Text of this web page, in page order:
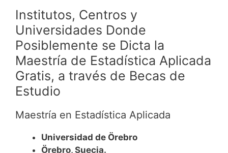
Institutos, Centros y
Universidades Donde
Posiblemente se Dicta la
Maestría de Estadística Aplicada
Gratis, a través de Becas de
Estudio
Maestría en Estadística Aplicada
Universidad de Örebro
Örebro, Suecia.